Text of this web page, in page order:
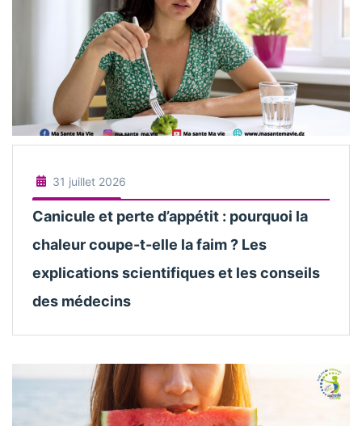
31 juillet 2026
Canicule et perte d’appétit : pourquoi la
chaleur coupe-t-elle la faim ? Les
explications scientifiques et les conseils
des médecins